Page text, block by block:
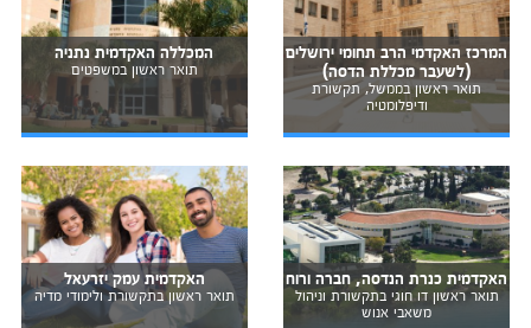
המרכז האקדמי הרב תחומי ירושלים
(לשעבר מכללת הדסה)
תואר ראשון בממשל, תקשורת
ודיפלומטיה
המכללה האקדמית נתניה
תואר ראשון במשפטים
האקדמית כנרת הנדסה, חברה ורוח
תואר ראשון דו חוגי בתקשורת וניהול
משאבי אנוש
האקדמית עמק יזרעאל
תואר ראשון בתקשורת ולימודי מדיה